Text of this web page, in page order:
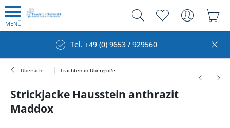
MENÜ
Tel. +49 (0) 9653 / 929560
Übersicht Trachten in Übergröße
Strickjacke Hausstein anthrazit
Maddox